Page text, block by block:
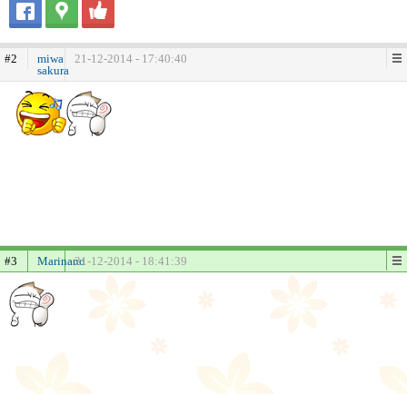
#2
miwa
sakura
21-12-2014 - 17:40:40
#3 Marinano21-12-2014 - 18:41:39